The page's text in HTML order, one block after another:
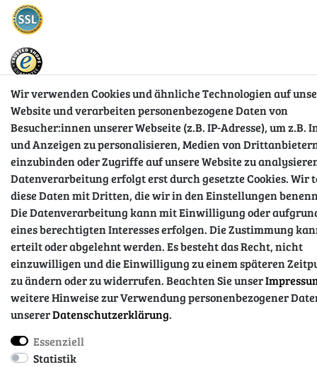
Impressum Daten­schutz­erklärung AGB
Barrierefreiheitserklärung Widerrufs­recht
Vertrag widerrufen Kontakt
© Copyright 2026 | Alle Rechte vorbehalten.
Wir verwenden Cookies und ähnliche Technologien auf
Website und verarbeiten personenbezogene Daten von
Besucher:innen unserer Webseite (z.B. IP-Adresse), um z.B.
und Anzeigen zu personalisieren, Medien von
einzubinden oder Zugriffe auf unsere Website zu
Datenverarbeitung erfolgt erst durch gesetzte Cookies. Wir
diese Daten mit Dritten, die wir in den Einstellungen
Die Datenverarbeitung kann mit Einwilligung oder
eines berechtigten Interesses erfolgen. Die Zustimmung
erteilt oder abgelehnt werden. Es besteht das Recht, nicht
einzuwilligen und die Einwilligung zu einem späteren
zu ändern oder zu widerrufen. Beachten Sie unser
weitere Hinweise zur Verwendung personenbezogener
unsererDaten­schutz­erklärung.
Essenziell
Statistik